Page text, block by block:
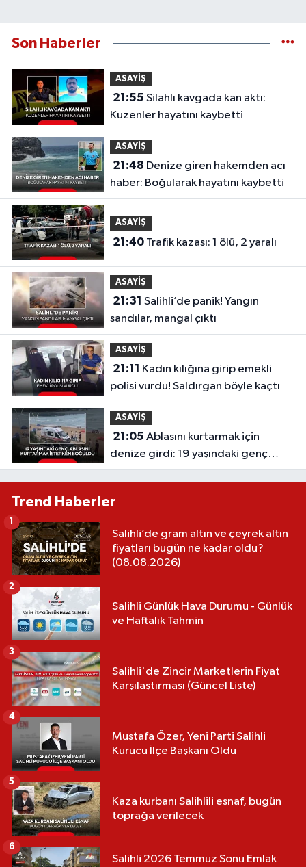
Son Haberler
ASAYİŞ
21:55
Kuzenler hayatını kaybetti
ASAYİŞ
21:48
haber: Boğularak hayatını kaybetti
ASAYİŞ
21:40 Trafik kazası: 1 ölü, 2 yaralı
ASAYİŞ
21:31
sandılar, mangal çıktı
ASAYİŞ
21:11
polisi vurdu! Saldırgan böyle kaçtı
ASAYİŞ
21:05
denize girdi: 19 yaşındaki genç
hayatını kaybetti
Trend Haberler
Salihli’de gram altın ve çeyrek altın
fiyatları bugün ne kadar oldu?
(08.08.2026)
1
Salihli Günlük Hava Durumu - Günlük
ve Haftalık Tahmin
2
Salihli'de Zincir Marketlerin Fiyat
Karşılaştırması (Güncel Liste)
3
Mustafa Özer, Yeni Parti Salihli
Kurucu İlçe Başkanı Oldu
4
Kaza kurbanı Salihlili esnaf, bugün
toprağa verilecek
5
Salihli 2026 Temmuz Sonu Emlak
6